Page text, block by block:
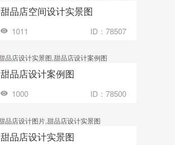
收藏 装修成这样要花多少钱？
甜品店空间设计实景图
1011 ID：78507
收藏 装修成这样要花多少钱？
甜品店设计案例图
1000 ID：78500
收藏 装修成这样要花多少钱？
甜品店设计实景图